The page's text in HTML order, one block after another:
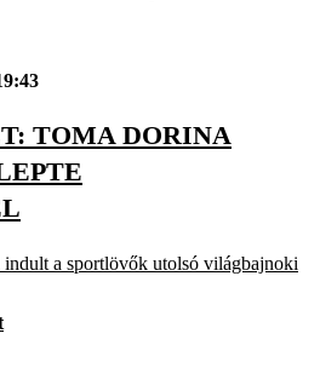
TOMA DORINA
indult a sportlövők utolsó világbajnoki